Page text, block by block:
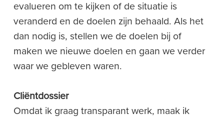
evalueren om te kijken of de situatie is
veranderd en de doelen zijn behaald. Als het
dan nodig is, stellen we de doelen bij of
maken we nieuwe doelen en gaan we verder
waar we gebleven waren.
Cliëntdossier
Omdat ik graag transparant werk, maak ik